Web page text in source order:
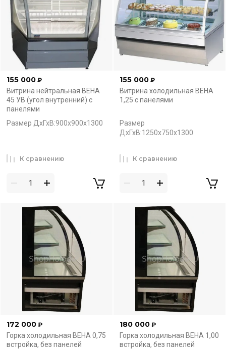
155 000 ₽
Витрина нейтральная ВЕНА
45 УВ (угол внутренний) с
панелями
Размер ДхГхВ:900х900х1300
К сравнению
155 000 ₽
Витрина холодильная ВЕНА
1,25 с панелями
Размер
ДхГхВ:1250х750х1300
К сравнению
172 000 ₽
Горка холодильная ВЕНА 0,75
встройка, без панелей
180 000 ₽
Горка холодильная ВЕНА 1,00
встройка, без панелей